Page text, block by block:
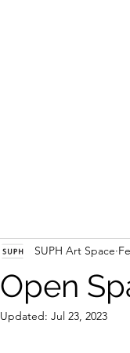
Open
SUPH Art Space
Updated: Jul 23, 2023